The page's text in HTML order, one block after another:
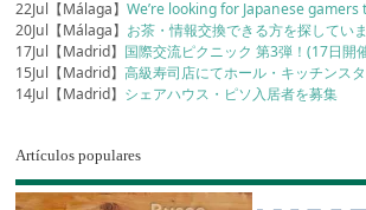
22Jul【Málaga】We’re looking for Japanese
20Jul【Málaga】 お茶・情報交換できる方を探してい
17Jul【Madrid】 国際交流ピクニック 第3弾！(17日開
15Jul【Madrid】高級寿司店にてホール・キッチンス
14Jul【Madrid】 シェアハウス・ピソ入居者を募集
Artículos populares